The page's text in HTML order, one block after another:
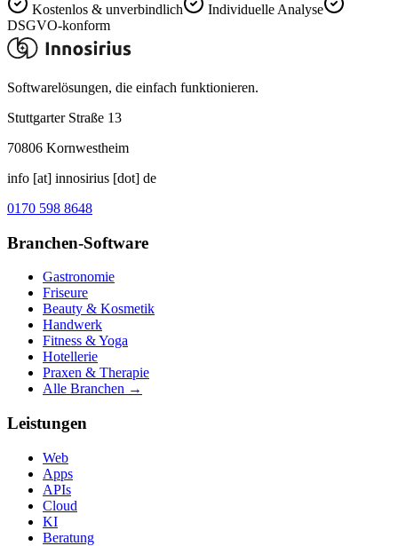
Kostenlos & unverbindlich
Individuelle Analyse
DSGVO-konform
Softwarelösungen, die einfach funktionieren.
Stuttgarter Straße 13
70806 Kornwestheim
info [at] innosirius [dot] de
0170 598 8648
Branchen-Software
Gastronomie
Friseure
Beauty & Kosmetik
Handwerk
Fitness & Yoga
Hotellerie
Praxen & Therapie
Alle Branchen →
Leistungen
Web
Apps
APIs
Cloud
KI
Beratung